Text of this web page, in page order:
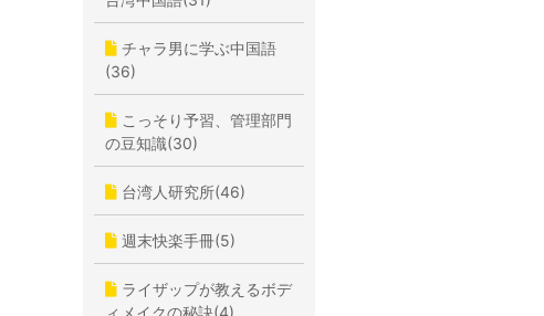
チャラ男に学ぶ中国語
(36)
こっそり予習、管理部門
の豆知識(30)
台湾人研究所(46)
週末快楽手冊(5)
ライザップが教えるボデ
ィメイクの秘訣(4)